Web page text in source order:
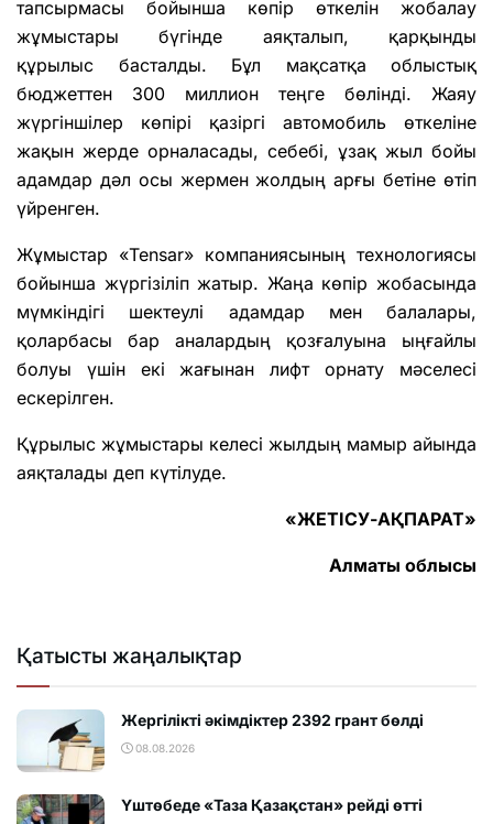
тапсырмасы бойынша көпір өткелін жобалау
жұмыстары бүгінде аяқталып, қарқынды
құрылыс басталды. Бұл мақсатқа облыстық
бюджеттен 300 миллион теңге бөлінді. Жаяу
жүргіншілер көпірі қазіргі автомобиль өткеліне
жақын жерде орналасады, себебі, ұзақ жыл бойы
адамдар дәл осы жермен жолдың арғы бетіне өтіп
үйренген.
Жұмыстар «Tensar» компаниясының технологиясы
бойынша жүргізіліп жатыр. Жаңа көпір жобасында
мүмкіндігі шектеулі адамдар мен балалары,
қоларбасы бар аналардың қозғалуына ыңғайлы
болуы үшін екі жағынан лифт орнату мәселесі
ескерілген.
Құрылыс жұмыстары келесі жылдың мамыр айында
аяқталады деп күтілуде.
«ЖЕТІСУ-АҚПАРАТ»
Алматы облысы
Қатысты жаңалықтар
Жергілікті әкімдіктер 2392 грант бөлді
08.08.2026
Үштөбеде «Таза Қазақстан» рейді өтті